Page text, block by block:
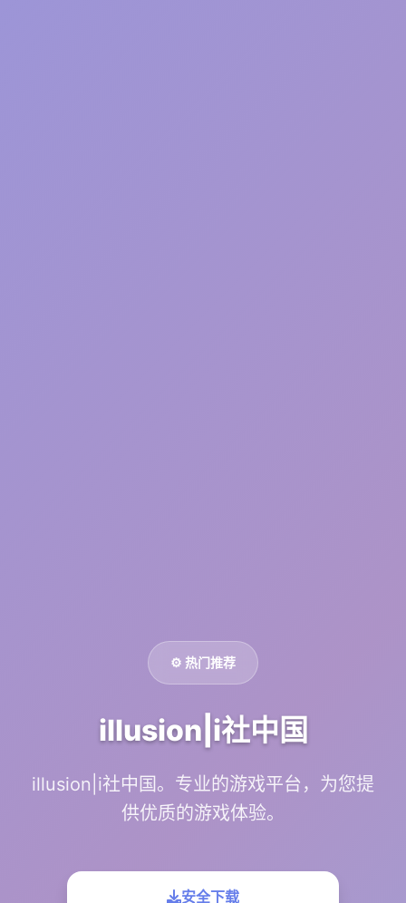
⚙️ 热门推荐
illusion|i社中国
illusion|i社中国。专业的游戏平台，为您提
供优质的游戏体验。
安全下载